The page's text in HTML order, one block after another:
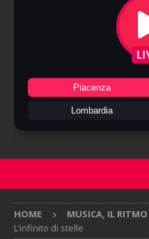
Piacenza
Lombardia
HOME MUSICA, IL RITMO
L’infinito di stelle